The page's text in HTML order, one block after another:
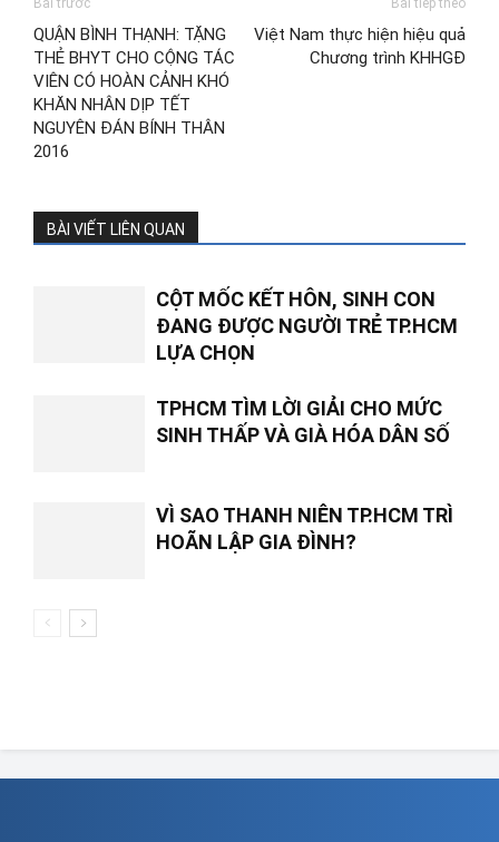
Bài trước
QUẬN BÌNH THẠNH: TẶNG
THẺ BHYT CHO CỘNG TÁC
VIÊN CÓ HOÀN CẢNH KHÓ
KHĂN NHÂN DỊP TẾT
NGUYÊN ĐÁN BÍNH THÂN
2016
Bài tiếp theo
Việt Nam thực hiện hiệu quả
Chương trình KHHGĐ
BÀI VIẾT LIÊN QUAN
CỘT MỐC KẾT HÔN, SINH CON
ĐANG ĐƯỢC NGƯỜI TRẺ TP.HCM
LỰA CHỌN
TPHCM TÌM LỜI GIẢI CHO MỨC
SINH THẤP VÀ GIÀ HÓA DÂN SỐ
VÌ SAO THANH NIÊN TP.HCM TRÌ
HOÃN LẬP GIA ĐÌNH?